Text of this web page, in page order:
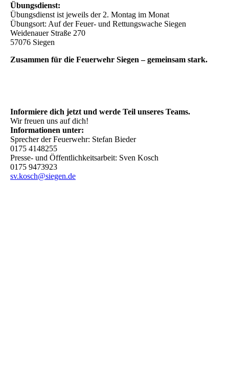
Übungsdienst:
Übungsdienst ist jeweils der 2. Montag im Monat
Übungsort: Auf der Feuer- und Rettungswache Siegen
Weidenauer Straße 270
57076 Siegen
Zusammen für die Feuerwehr Siegen – gemeinsam stark.
Informiere dich jetzt und werde Teil unseres Teams.
Wir freuen uns auf dich!
Informationen unter:
Sprecher der Feuerwehr: Stefan Bieder
0175 4148255
Presse- und Öffentlichkeitsarbeit: Sven Kosch
0175 9473923
sv.kosch@siegen.de